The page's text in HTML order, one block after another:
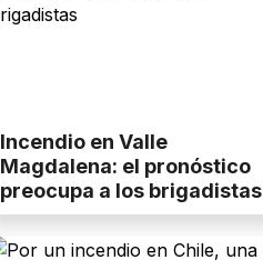
Incendio en Valle
Magdalena: el pronóstico
preocupa a los brigadistas